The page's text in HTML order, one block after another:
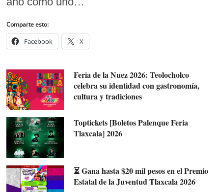
Comparte esto:
Facebook X
Feria de la Nuez 2026: Teolocholco
celebra su identidad con gastronomía,
cultura y tradiciones
Toptickets [Boletos Palenque Feria
Tlaxcala] 2026
⏳ Gana hasta $20 mil pesos en el Premio
Estatal de la Juventud Tlaxcala 2026